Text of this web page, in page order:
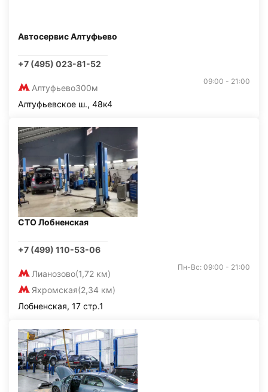
Автосервис Алтуфьево
+7 (495) 023-81-52
Алтуфьево300м
09:00 - 21:00
Алтуфьевское ш., 48к4
СТО Лобненская
+7 (499) 110-53-06
Лианозово(1,72 км)
Яхромская(2,34 км)
Пн-Вс: 09:00 - 21:00
Лобненская, 17 стр.1